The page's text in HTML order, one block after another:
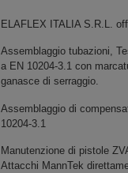
ELAFLEX ITALIA S.R.L.
Assemblaggio tubazioni,
a EN 10204-3.1 con
ganasce di serraggio.
Assemblaggio di
10204-3.1
Manutenzione di pistole
Attacchi MannTek